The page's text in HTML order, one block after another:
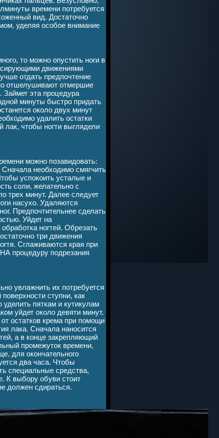
времени потребуется
вид. Достаточно
уделяя особое внимание
то можно опустить ноги в
движениями
отдать предпочтение
отшелушивают отмершие
Займет эта процедура
минуты быстро придать
около двух минут
удалить остатки
лак, чтобы ногти выглядели
можно позавидовать:
необходимо смягчить
успокоить усталые и
соли, желательно с
трех минут. Далее следует
насухо. Удаляются
Предпочтительнее сделать
Уйдет на
ногтей. Обрезать
три движения
Сглаживаются края при
процедуру подрезания
увлажнить их потребуется
ступни, как
пяткам и кутикулам
уйдет около девяти минут.
остатков крема при помощи
лака. Сначала наносится
а в конце закрепляющий
промежуток времени,
для окончательного
два часа. Чтобы
специальные средства,
К выбору обуви стоит
должен сдираться.